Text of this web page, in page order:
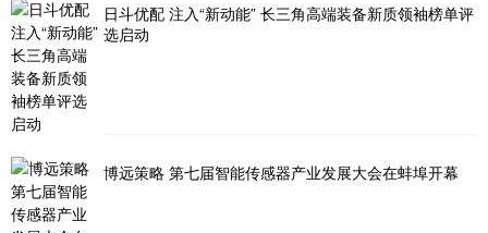
日斗优配 注入“新动能” 长三角高端装备新质领袖榜单评
选启动
博远策略 第七届智能传感器产业发展大会在蚌埠开幕